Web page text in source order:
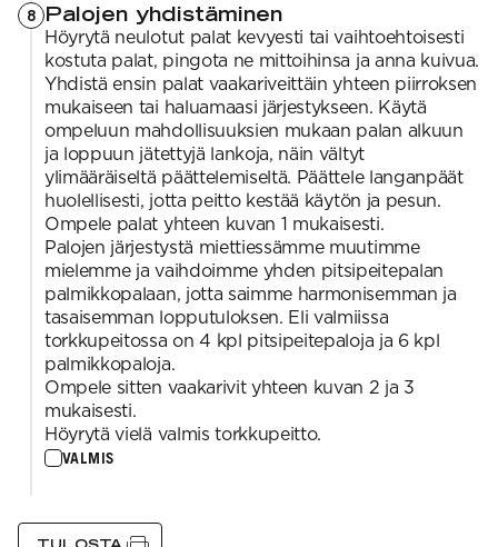
8 Palojen yhdistäminen
Höyrytä neulotut palat kevyesti tai vaihtoehtoisesti
kostuta palat, pingota ne mittoihinsa ja anna kuivua.
Yhdistä ensin palat vaakariveittäin yhteen piirroksen
mukaiseen tai haluamaasi järjestykseen. Käytä
ompeluun mahdollisuuksien mukaan palan alkuun
ja loppuun jätettyjä lankoja, näin vältyt
ylimääräiseltä päättelemiseltä. Päättele langanpäät
huolellisesti, jotta peitto kestää käytön ja pesun.
Ompele palat yhteen kuvan 1 mukaisesti.
Palojen järjestystä miettiessämme muutimme
mielemme ja vaihdoimme yhden pitsipeitepalan
palmikkopalaan, jotta saimme harmonisemman ja
tasaisemman lopputuloksen. Eli valmiissa
torkkupeitossa on 4 kpl pitsipeitepaloja ja 6 kpl
palmikkopaloja.
Ompele sitten vaakarivit yhteen kuvan 2 ja 3
mukaisesti.
Höyrytä vielä valmis torkkupeitto.
VALMIS